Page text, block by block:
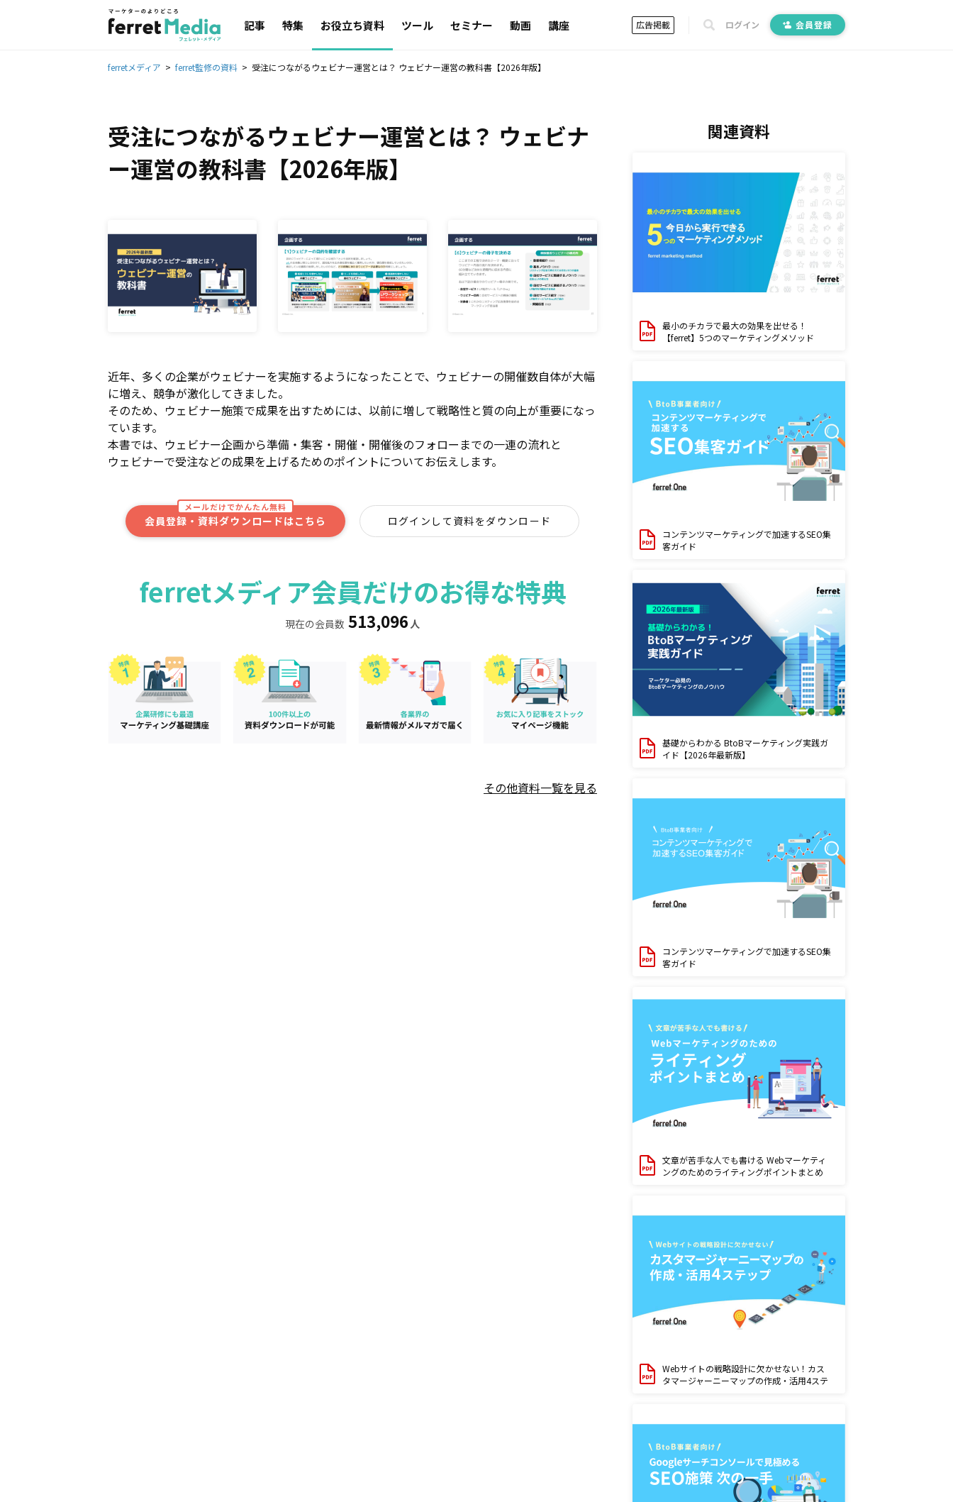
記事 特集 お役立ち資料 ツール セミナー 動画 講座 広告掲載 ログイン 会員登録
ferretメディア ferret監修の資料 受注につながるウェビナー運営とは？ ウェビナー運営の教科書【2026年版】
受注につながるウェビナー運営とは？ ウェビナ
ー運営の教科書【2026年版】
近年、多くの企業がウェビナーを実施するようになったことで、ウェビナーの開催数自体が大幅
に増え、競争が激化してきました。
そのため、ウェビナー施策で成果を出すためには、以前に増して戦略性と質の向上が重要になっ
ています。
本書では、ウェビナー企画から準備・集客・開催・開催後のフォローまでの一連の流れと
ウェビナーで受注などの成果を上げるためのポイントについてお伝えします。
メールだけでかんたん無料
会員登録・資料ダウンロードはこちら ログインして資料をダウンロード
ferretメディア会員だけのお得な特典
現在の会員数 513,096 人
その他資料一覧を見る
関連資料
最小のチカラで最大の効果を出せる！
【ferret】5つのマーケティングメソッド
コンテンツマーケティングで加速するSEO集
客ガイド
基礎からわかる BtoBマーケティング実践ガ
イド【2026年最新版】
コンテンツマーケティングで加速するSEO集
客ガイド
文章が苦手な人でも書ける Webマーケティ
ングのためのライティングポイントまとめ
Webサイトの戦略設計に欠かせない！カス
タマージャーニーマップの作成・活用4ステ